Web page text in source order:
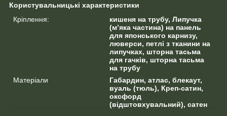
Користувальницькі характеристики
Кріплення:
кишеня на трубу, Липучка
(м’яка частина) на панель
для японського карнизу,
люверси, петлі з тканини на
липучках, шторна тасьма
для гачків, шторна тасьма
на трубу
Матеріали
Габардин, атлас, блекаут,
вуаль (тюль), Креп-сатин,
оксфорд
(відштовхувальний), сатен